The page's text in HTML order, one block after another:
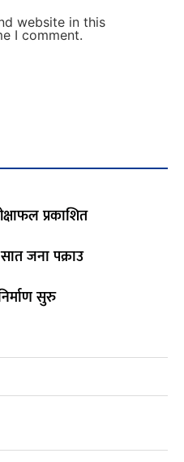
website in this
I comment.
प्रकाशित
सात जना पक्राउ
सुरु